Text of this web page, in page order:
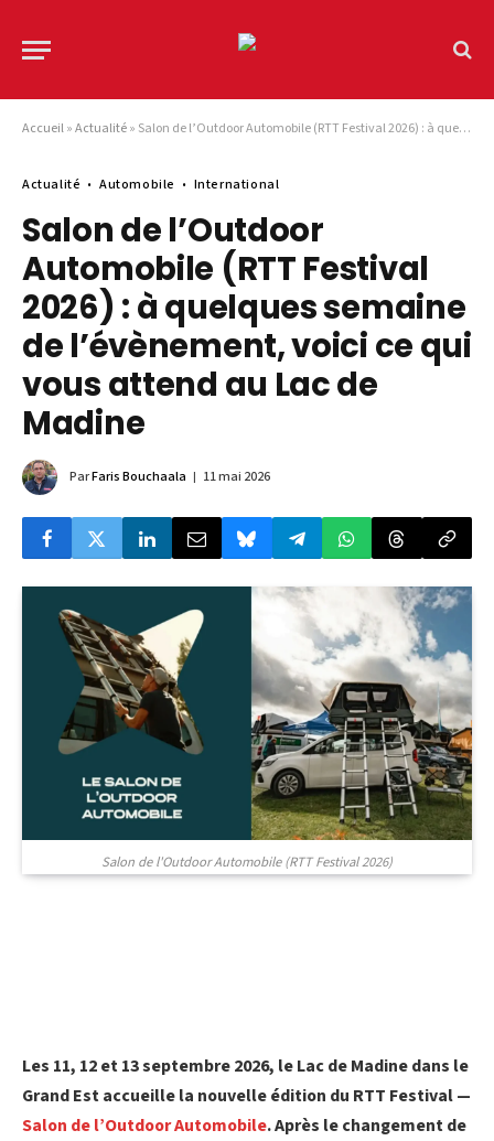
Accueil»Actualité» Salon de l’Outdoor Automobile (RTT Festival 2026) : à quelques semaine de l’évènement, voici ce qui vous attend au Lac de Madine
Actualité Automobile International
Salon de l’Outdoor
Automobile (RTT Festival
2026) : à quelques semaine
de l’évènement, voici ce qui
vous attend au Lac de
Madine
ParFaris Bouchaala 11 mai 2026
Salon de l'Outdoor Automobile (RTT Festival 2026)
Les 11, 12 et 13 septembre 2026, le Lac de Madine dans le
Grand Est accueille la nouvelle édition du RTT Festival —
Salon de l’Outdoor Automobile. Après le changement de